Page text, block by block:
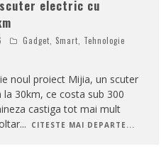
electric cu
Gadget Smart
Tehnologie
noul proiect Mijia, un scuter
30km, ce costa sub 300
castiga tot mai mult
... CITESTE MAI DEPARTE...